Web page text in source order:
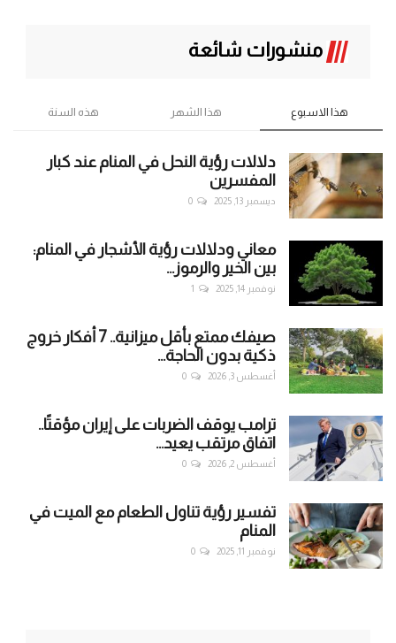
منشورات شائعة
هذا الاسبوع هذا الشهر هذه السنة
دلالات رؤية النحل في المنام عند كبار
المفسرين
ديسمبر 13, 2025 0
معاني ودلالات رؤية الأشجار في المنام:
بين الخير والرموز...
نوفمبر 14, 2025 1
صيفك ممتع بأقل ميزانية.. 7 أفكار خروج
ذكية بدون الحاجة...
أغسطس 3, 2026 0
ترامب يوقف الضربات على إيران مؤقتًا..
اتفاق مرتقب يعيد...
أغسطس 2, 2026 0
تفسير رؤية تناول الطعام مع الميت في
المنام
نوفمبر 11, 2025 0